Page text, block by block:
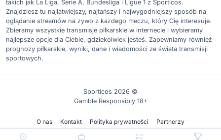
takich jak La Liga, Serie A, Bundesliga i Ligue 1 z Sporticos.
Znajdziesz tu najłatwiejszy, najtańszy i najwygodniejszy sposób na
oglądanie streamów na żywo z każdego meczu, który Cię interesuje.
Zbieramy wszystkie transmisje piłkarskie w internecie i wybieramy
najlepsze opcje dla Ciebie, gdziekolwiek jesteś. Zapewniamy również
prognozy piłkarskie, wyniki, dane i wiadomości ze świata transmisji
sportowych.
Sporticos 2026 ©
Gamble Responsibly 18+
O nas Kontakt Polityka prywatności Partnerzy